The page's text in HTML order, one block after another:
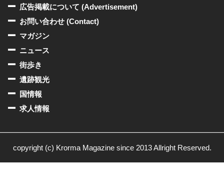
広告掲載について (Advertisement)
お問い合わせ (Contact)
マガジン
ニュース
街歩き
遺跡観光
国情報
求人情報
copyright (c) Krorma Magazine since 2013 Allright Reserved.